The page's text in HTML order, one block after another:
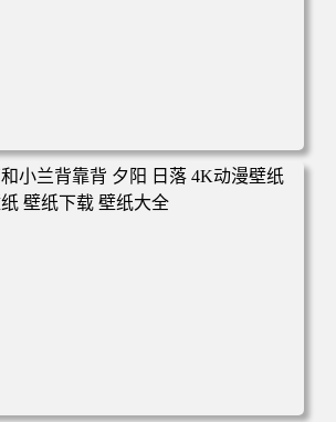
朱迪 狐狸尼克 疯狂动物城 秋叶 秋天森
桌面 高清壁纸 壁纸下载 壁纸大全